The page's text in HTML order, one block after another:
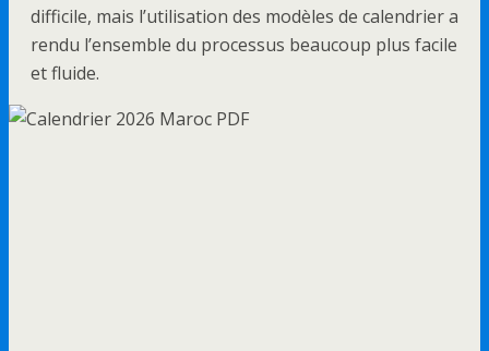
difficile, mais l’utilisation des modèles de calendrier a
rendu l’ensemble du processus beaucoup plus facile
et fluide.